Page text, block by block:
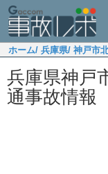
ホーム/ 兵庫県/ 神戸市
兵庫県神戸
通事故情報